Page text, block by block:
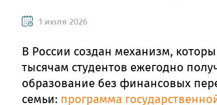
1 июля 2026
В России создан механизм,
тысячам студентов ежегодно
образование без финансовых
семьи: программа